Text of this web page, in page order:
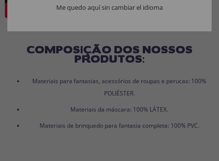
COMPOSIÇÃO DOS NOSSOS
PRODUTOS:
Materiais para fantasias, acessórios de roupas e perucas: 100%
POLIÉSTER.
Materiais da máscara: 100% LÁTEX.
Materiais de brinquedo para fantasia completa: 100% PVC.
Me quedo aquí sin cambiar el idioma